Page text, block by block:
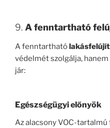
9. A fenntartható
A fenntartható
védelmét szolgálja,
jár:
Egészségügyi előnyök
Az alacsony VOC-tartalmú